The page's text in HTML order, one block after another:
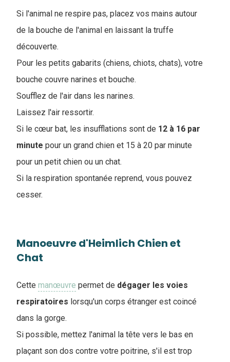
Si l'animal ne respire pas, placez vos mains autour
de la bouche de l'animal en laissant la truffe
découverte.
Pour les petits gabarits (chiens, chiots, chats), votre
bouche couvre narines et bouche.
Soufflez de l'air dans les narines.
Laissez l'air ressortir.
Si le cœur bat, les insufflations sont de 12 à 16 par
minute pour un grand chien et 15 à 20 par minute
pour un petit chien ou un chat.
Si la respiration spontanée reprend, vous pouvez
cesser.
Manoeuvre d'Heimlich Chien et
Chat
Cette manœuvre permet de dégager les voies
respiratoires lorsqu'un corps étranger est coincé
dans la gorge.
Si possible, mettez l'animal la tête vers le bas en
plaçant son dos contre votre poitrine, s'il est trop